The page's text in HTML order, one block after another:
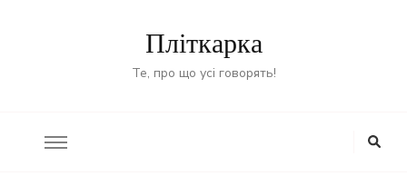
Пліткарка
Те, про що усі говорять!